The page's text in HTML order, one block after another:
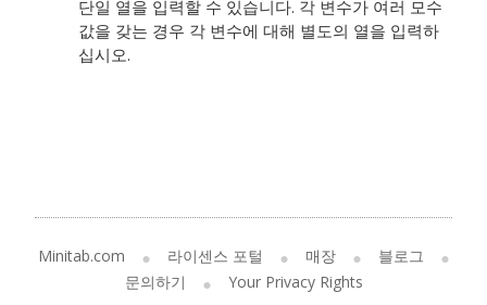
단일 열을 입력할 수 있습니다. 각 변수가 여러 모수
값을 갖는 경우 각 변수에 대해 별도의 열을 입력하
십시오.
Minitab.com 라이센스 포털 매장
블로그
문의하기
Your Privacy Rights